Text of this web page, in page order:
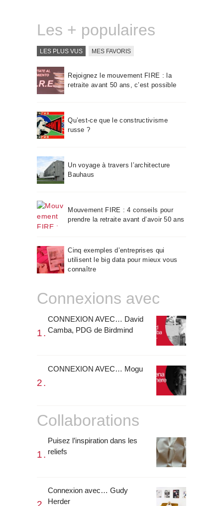
Les + populaires
LES PLUS VUS MES FAVORIS
Rejoignez le mouvement FIRE : la
retraite avant 50 ans, c’est possible
Qu’est-ce que le constructivisme
russe ?
Un voyage à travers l’architecture
Bauhaus
Mouvement FIRE : 4 conseils pour
prendre la retraite avant d’avoir 50 ans
Cinq exemples d’entreprises qui
utilisent le big data pour mieux vous
connaître
Connexions avec
CONNEXION AVEC… David
Camba, PDG de Birdmind
CONNEXION AVEC… Mogu
Collaborations
Puisez l’inspiration dans les
reliefs
Connexion avec… Gudy
Herder